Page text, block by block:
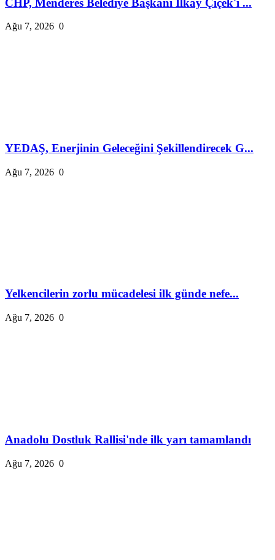
Ağu 7, 2026 0
YEDAŞ, Enerjinin Geleceğini Şekillendirecek G...
Ağu 7, 2026 0
Yelkencilerin zorlu mücadelesi ilk günde nefe...
Ağu 7, 2026 0
Anadolu Dostluk Rallisi'nde ilk yarı tamamlandı
Ağu 7, 2026 0